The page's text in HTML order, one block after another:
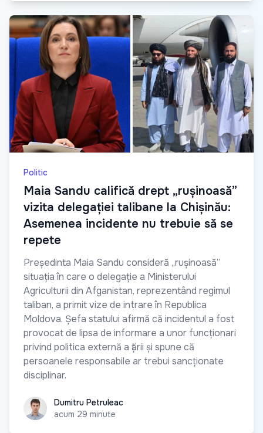
Politic
Maia Sandu califică drept „rușinoasă”
vizita delegației talibane la Chișinău:
Asemenea incidente nu trebuie să se
repete
Președinta Maia Sandu consideră „rușinoasă”
situația în care o delegație a Ministerului
Agriculturii din Afganistan, reprezentând regimul
taliban, a primit vize de intrare în Republica
Moldova. Șefa statului afirmă că incidentul a fost
provocat de lipsa de informare a unor funcționari
privind politica externă a țării și spune că
persoanele responsabile ar trebui sancționate
disciplinar.
Dumitru Petruleac
Dumitru Petruleac
acum 29 minute